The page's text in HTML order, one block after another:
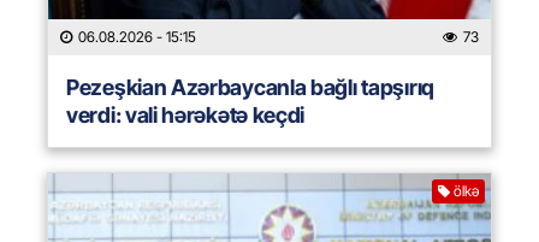
06.08.2026 - 15:15 73
Pezeşkian Azərbaycanla bağlı tapşırıq
verdi: vali hərəkətə keçdi
ölkə